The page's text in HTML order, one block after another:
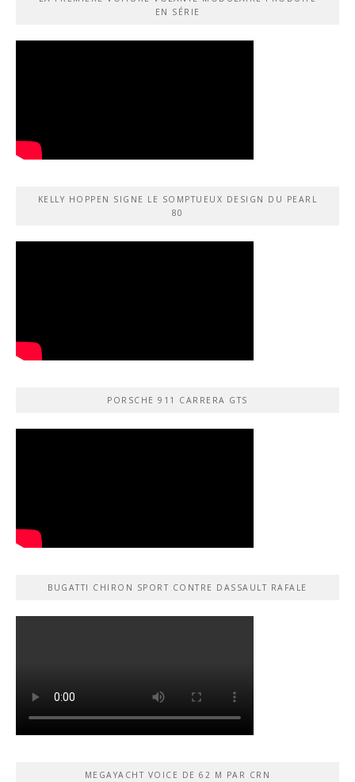
EN SÉRIE
KELLY HOPPEN SIGNE LE SOMPTUEUX DESIGN DU PEARL
80
PORSCHE 911 CARRERA GTS
BUGATTI CHIRON SPORT CONTRE DASSAULT RAFALE
MEGAYACHT VOICE DE 62 M PAR CRN